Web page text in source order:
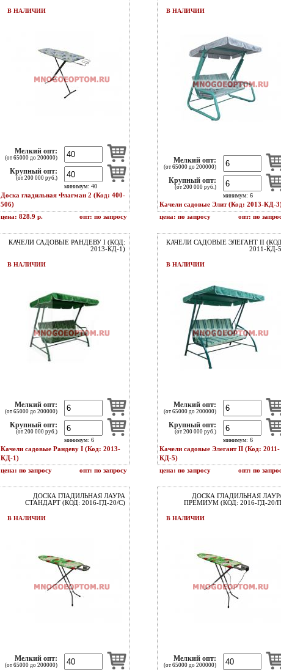
В НАЛИЧИИ
Мелкий опт:
(от 65000 до 200000)
Крупный опт:
(от 200 000 руб.)
минимум: 40
Доска гладильная Флагман 2 (Код: 400-
506)
цена: 828.9 р.
опт: по запросу
В НАЛИЧИИ
Мелкий опт:
(от 65000 до 200000)
Крупный опт:
(от 200 000 руб.)
минимум: 6
Качели садовые Элит (Код: 2013-КД-
цена: по запросу
опт: по
КАЧЕЛИ САДОВЫЕ РАНДЕВУ I (КОД:
2013-КД-1)
В НАЛИЧИИ
Мелкий опт:
(от 65000 до 200000)
Крупный опт:
(от 200 000 руб.)
минимум: 6
Качели садовые Рандеву I (Код: 2013-
КД-1)
цена: по запросу
опт: по запросу
КАЧЕЛИ САДОВЫЕ ЭЛЕГАНТ II
2011-КД-
В НАЛИЧИИ
Мелкий опт:
(от 65000 до 200000)
Крупный опт:
(от 200 000 руб.)
минимум: 6
Качели садовые Элегант II (Код: 2011-
КД-5)
цена: по запросу
опт: по
ДОСКА ГЛАДИЛЬНАЯ ЛАУРА
СТАНДАРТ (КОД: 2016-ГД-20/С)
В НАЛИЧИИ
Мелкий опт:
(от 65000 до 200000)
ДОСКА ГЛАДИЛЬНАЯ
ПРЕМИУМ (КОД: 2016-ГД-20/
В НАЛИЧИИ
Мелкий опт:
(от 65000 до 200000)